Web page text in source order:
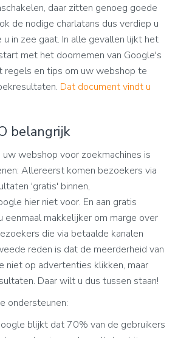
daar zitten genoeg goede
de nodige charlatans dus verdiep u
in zee gaat. In alle gevallen lijkt het
met het doornemen van Google's
regels en tips om uw webshop te
Dat document vindt u
belangrijk
webshop voor zoekmachines is
Allereerst komen bezoekers via
'gratis' binnen,
hier niet voor. En aan gratis
eenmaal makkelijker om marge over
die via betaalde kanalen
reden is dat de meerderheid van
niet op advertenties klikken, maar
Daar wilt u dus tussen staan!
ondersteunen:
blijkt dat 70% van de gebruikers